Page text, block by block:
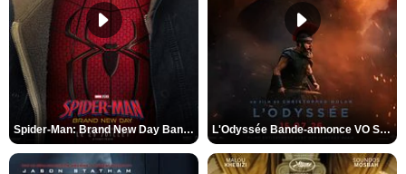
Spider-Man: Brand New Day Bande-annonce VO STFR L'Odyssée Bande-annonce VO STFR